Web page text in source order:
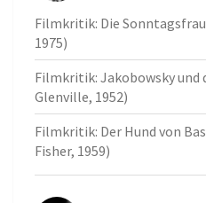
Filmkritik: Die
1975)
Filmkritik: Jakobowsky und
Glenville, 1952)
Filmkritik: Der Hund von
Fisher, 1959)